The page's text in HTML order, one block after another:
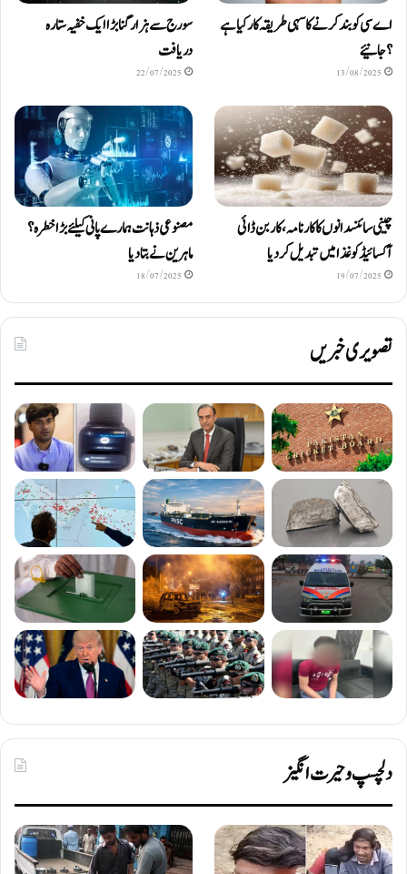
اے سی کو بند کرنے کا سہی طریقہ کار کیا ہے
؟ جانیئے
13/08/2025
سورج سے ہزار گنا بڑا ایک خفیہ ستارہ
دریافت
22/07/2025
چینی سائنسدانوں کا کارنامہ، کاربن ڈائی
آکسائیڈ کو غذا میں تبدیل کردیا
19/07/2025
مصنوعی ذہانت ہمارے پانی کیلئے بڑا خطرہ؟
ماہرین نے بتا دیا
18/07/2025
تصویری خبریں
دلچسپ و حیرت انگیز